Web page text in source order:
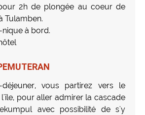
2h de plongée au coeur de
Tulamben.
à bord.
vous partirez vers le
pour aller admirer la cascade
avec possibilité de s'y